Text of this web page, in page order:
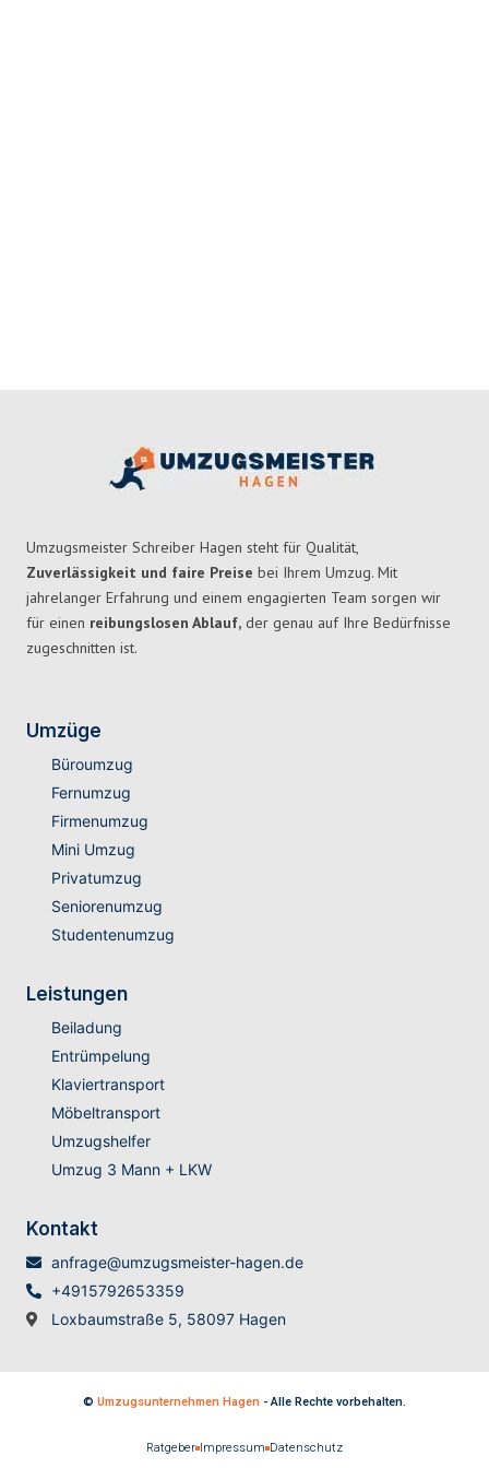
Umzugsmeister Schreiber Hagen steht für Qualität,
Zuverlässigkeit und faire Preise bei Ihrem Umzug. Mit
jahrelanger Erfahrung und einem engagierten Team sorgen wir
für einen reibungslosen Ablauf, der genau auf Ihre Bedürfnisse
zugeschnitten ist.
Umzüge
Büroumzug
Fernumzug
Firmenumzug
Mini Umzug
Privatumzug
Seniorenumzug
Studentenumzug
Leistungen
Beiladung
Entrümpelung
Klaviertransport
Möbeltransport
Umzugshelfer
Umzug 3 Mann + LKW
Kontakt
anfrage@umzugsmeister-hagen.de
+4915792653359
Loxbaumstraße 5, 58097 Hagen
© Umzugsunternehmen Hagen - Alle Rechte vorbehalten.
Ratgeber Impressum Datenschutz